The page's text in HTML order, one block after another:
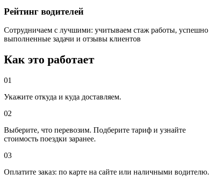
Рейтинг водителей
Сотрудничаем с лучшими: учитываем стаж работы, успешно
выполненные задачи и отзывы клиентов
Как это работает
01
Укажите откуда и куда доставляем.
02
Выберите, что перевозим. Подберите тариф и узнайте
стоимость поездки заранее.
03
Оплатите заказ: по карте на сайте или наличными водителю.